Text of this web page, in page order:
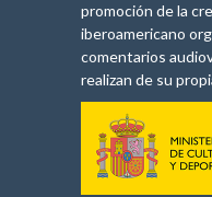
promoción de la
iberoamericano
comentarios
realizan de su